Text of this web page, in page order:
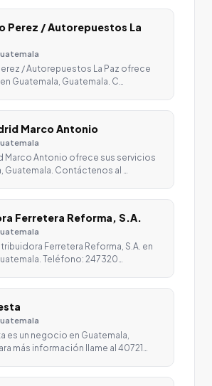
Perez / Autorepuestos La
/ Autorepuestos La Paz ofrece
Guatemala, Guatemala. C…
Marco Antonio
Marco Antonio ofrece sus servicios
Guatemala. Contáctenos al …
Ferretera Reforma, S.A.
Ferretera Reforma, S.A. en
Teléfono: 247320…
es un negocio en Guatemala,
más información llame al 40721…